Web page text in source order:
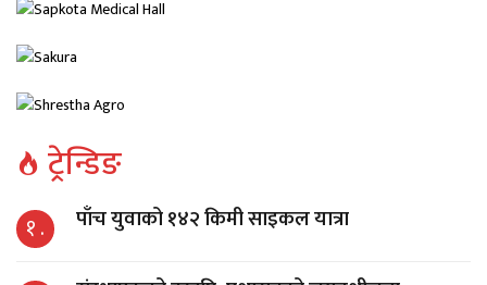
ट्रेन्डिङ
१ . पाँच युवाको १४२ किमी साइकल यात्रा